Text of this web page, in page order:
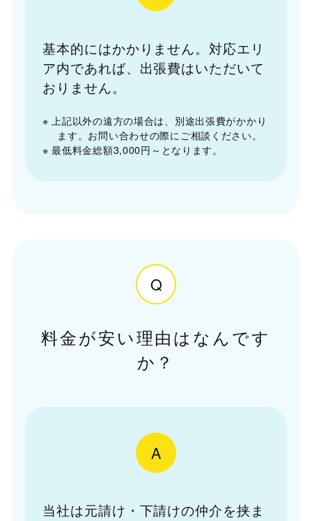
基本的にはかかりません。対応エリ
ア内であれば、出張費はいただいて
おりません。
※ 上記以外の遠方の場合は、別途出張費がかかり
ます。お問い合わせの際にご相談ください。
※ 最低料金総額3,000円～となります。
Q
料金が安い理由はなんです
か？
A
当社は元請け・下請けの仲介を挟ま